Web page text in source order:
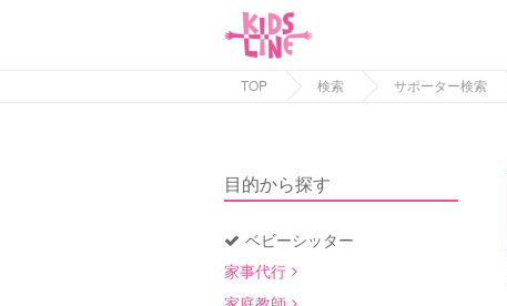
TOP 検索 サポーター検索
目的から探す
ベビーシッター
家事代行